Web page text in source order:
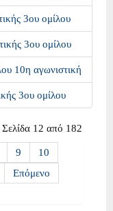
3ου ομίλου
3ου ομίλου
10η αγωνιστική
3ου ομίλου
Σελίδα 12 από 182
9
10
Επόμενο